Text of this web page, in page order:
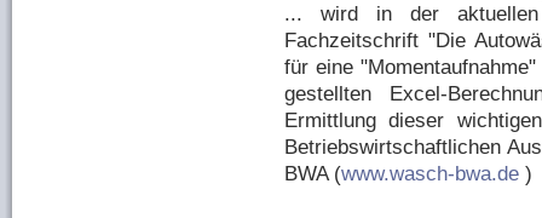
... wird in der
Fachzeitschrift "Die
für eine
gestellten Excel-
Ermittlung dieser
Betriebswirtschaftlichen
BWA (www.wasch-bwa.de )